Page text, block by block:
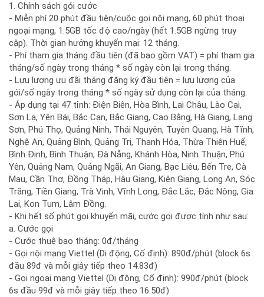
1. Chính sách gói cước
- Miễn phí 20 phút đầu tiên/cuộc gọi nội mạng, 60 phút thoại
ngoại mạng, 1.5GB tốc độ cao/ngày (hết 1.5GB ngừng truy
cập). Thời gian hưởng khuyến mại: 12 tháng.
- Phí tham gia tháng đầu tiên (đã bao gồm VAT) = phí tham gia
tháng/số ngày trong tháng * số ngày còn lại trong tháng.
- Lưu lượng ưu đãi tháng đăng ký đầu tiên = lưu lượng của
gói/số ngày trong tháng * số ngày sử dụng còn lại của tháng.
- Áp dụng tại 47 tỉnh: Điện Biên, Hòa Bình, Lai Châu, Lào Cai,
Sơn La, Yên Bái, Bắc Cạn, Bắc Giang, Cao Bằng, Hà Giang, Lạng
Sơn, Phú Thọ, Quảng Ninh, Thái Nguyên, Tuyên Quang, Hà Tĩnh,
Nghệ An, Quảng Bình, Quảng Trị, Thanh Hóa, Thừa Thiên Huế,
Bình Định, Bình Thuận, Đà Nẵng, Khánh Hòa, Ninh Thuận, Phú
Yên, Quảng Nam, Quảng Ngãi, An Giang, Bạc Liêu, Bến Tre, Cà
Mau, Cần Thơ, Đồng Tháp, Hậu Giang, Kiên Giang, Long An, Sóc
Trăng, Tiền Giang, Trà Vinh, Vĩnh Long, Đắc Lắc, Đắc Nông, Gia
Lai, Kon Tum, Lâm Đồng.
- Khi hết số phút gọi khuyến mãi, cước gọi được tính như sau:
a. Cước gọi
- Cước thuê bao tháng: 0đ/tháng
- Gọi nội mạng Viettel (Di động, Cố định): 890đ/phút (block 6s
đầu 89đ và mỗi giây tiếp theo 14.83đ)
- Gọi ngoại mạng Viettel (Di động, Cố định): 990đ/phút (block
6s đầu 99đ và mỗi giây tiếp theo 16.50đ)